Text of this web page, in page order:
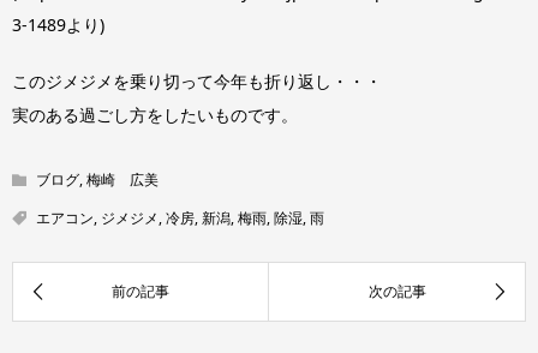
3-1489より)
このジメジメを乗り切って今年も折り返し・・・
実のある過ごし方をしたいものです。
ブログ,梅崎 広美
エアコン, ジメジメ,冷房,新潟,梅雨,除湿,雨